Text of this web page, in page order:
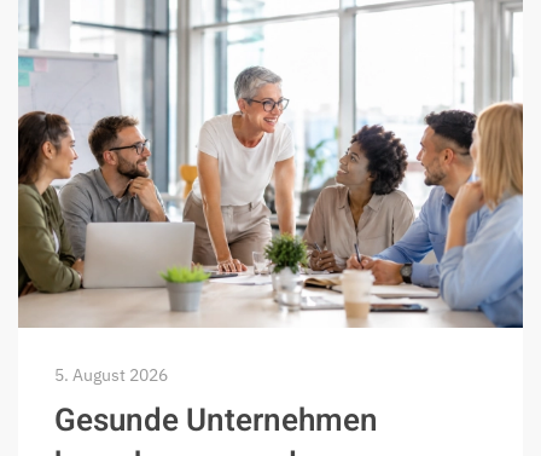
5. August 2026
Gesunde Unternehmen